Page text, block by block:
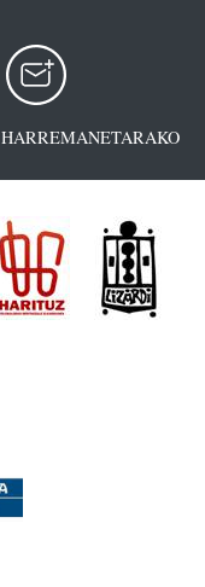
HARREMANETARAKO